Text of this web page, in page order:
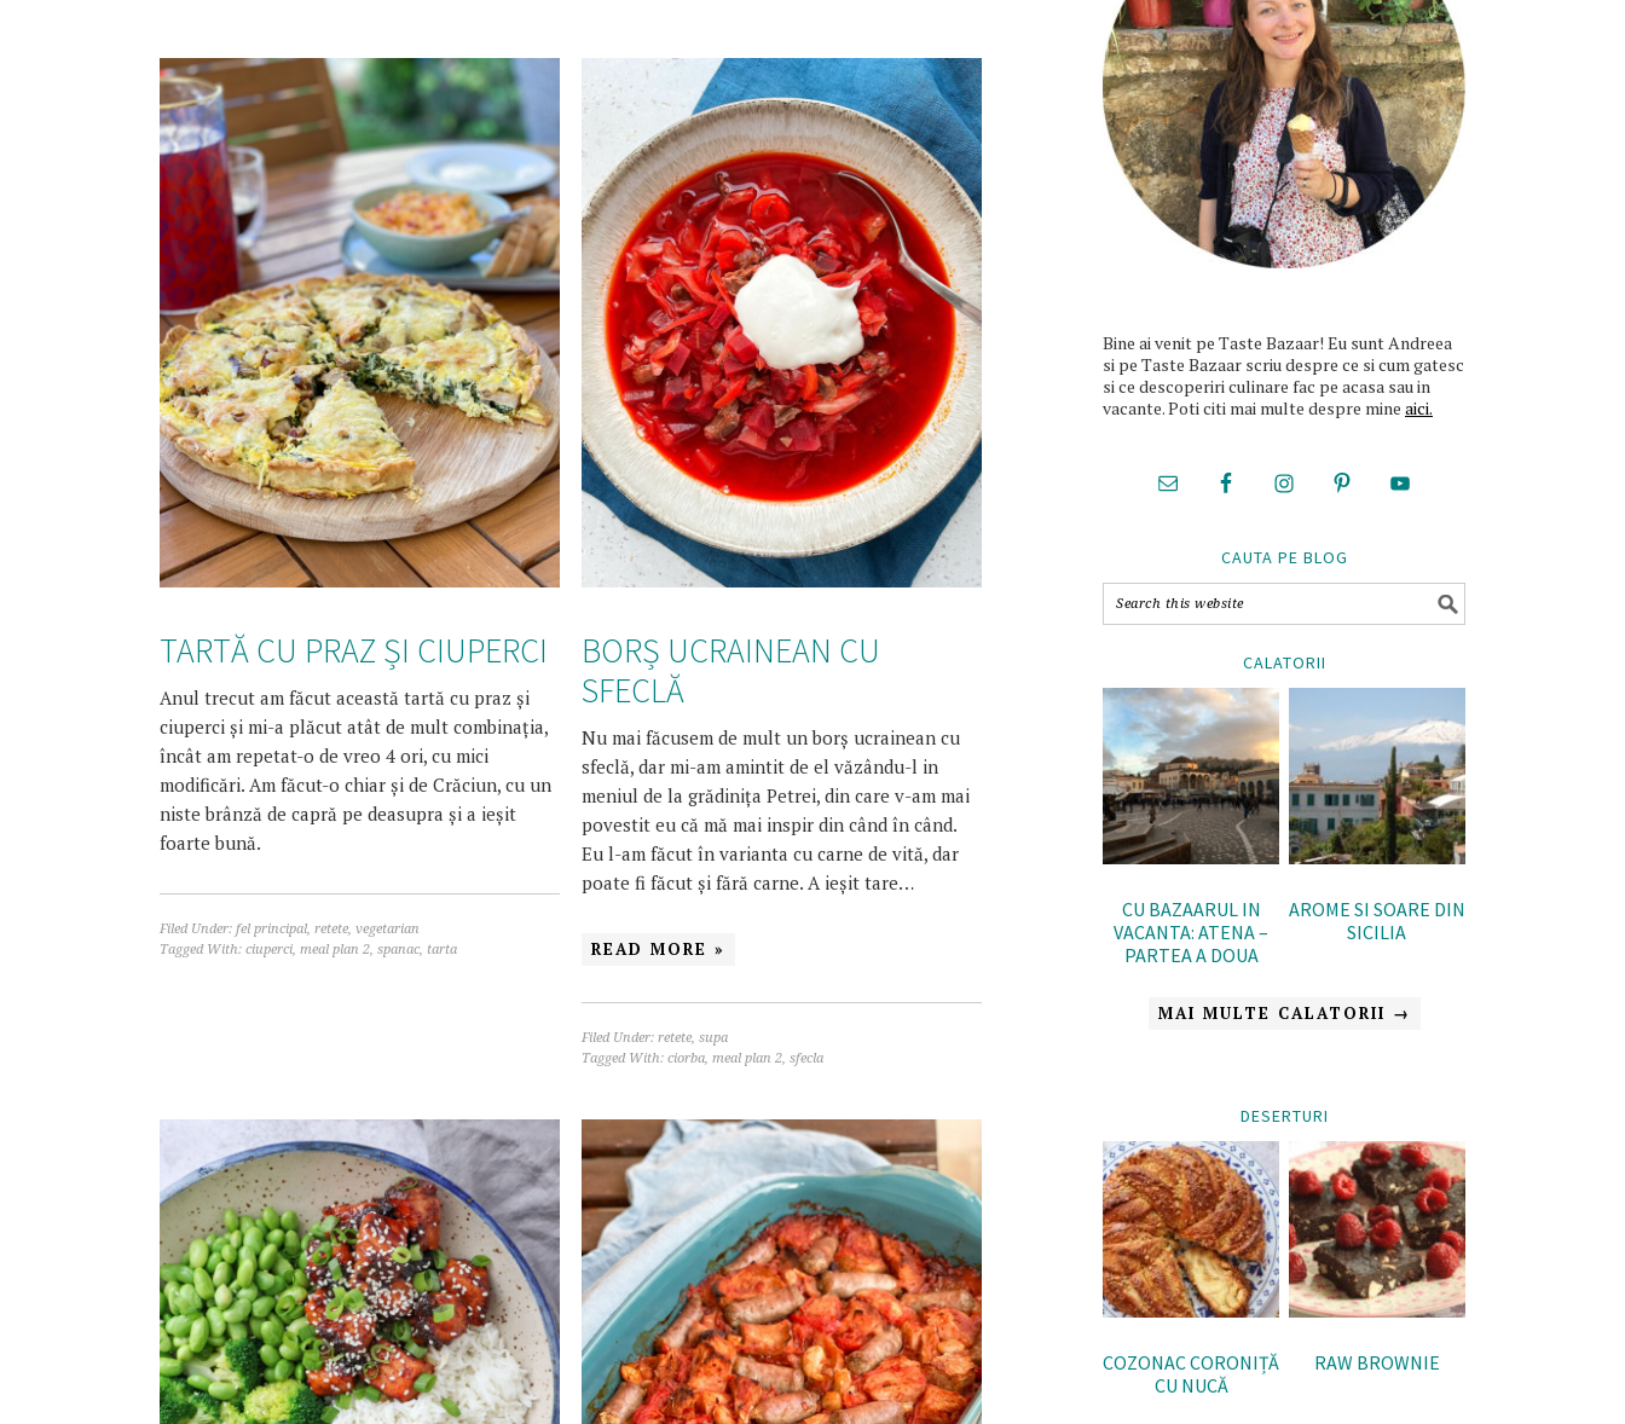
TARTĂ CU PRAZ ȘI CIUPERCI
Anul trecut am făcut această tartă cu praz și
ciuperci și mi-a plăcut atât de mult combinația,
încât am repetat-o de vreo 4 ori, cu mici
modificări. Am făcut-o chiar și de Crăciun, cu un
niste brânză de capră pe deasupra și a ieșit
foarte bună.
Filed Under: fel principal, retete, vegetarian
Tagged With: ciuperci, meal plan 2, spanac, tarta
BORȘ UCRAINEAN CU
SFECLĂ
Nu mai făcusem de mult un borș ucrainean cu
sfeclă, dar mi-am amintit de el văzându-l in
meniul de la grădinița Petrei, din care v-am mai
povestit eu că mă mai inspir din când în când.
Eu l-am făcut în varianta cu carne de vită, dar
poate fi făcut și fără carne. A ieșit tare…
READ MORE »
Filed Under: retete, supa
Tagged With: ciorba, meal plan 2, sfecla
Bine ai venit pe Taste Bazaar! Eu sunt Andreea
si pe Taste Bazaar scriu despre ce si cum gatesc
si ce descoperiri culinare fac pe acasa sau in
vacante. Poti citi mai multe despre mine aici.
CAUTA PE BLOG
CALATORII
CU BAZAARUL IN
VACANTA: ATENA –
PARTEA A DOUA
AROME SI SOARE DIN
SICILIA
MAI MULTE CALATORII →
DESERTURI
COZONAC CORONIȚĂ
CU NUCĂ
RAW BROWNIE